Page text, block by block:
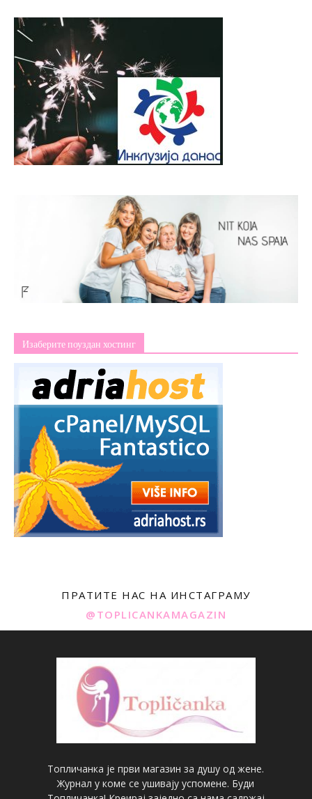
Изаберите поуздан хостинг
ПРАТИТЕ НАС НА ИНСТАГРАМУ
@TOPLICANKAMAGAZIN
Топличанка је први магазин за душу од жене.
Журнал у коме се ушивају успомене. Буди